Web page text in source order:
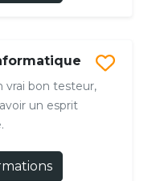
vrai bon testeur,
un esprit